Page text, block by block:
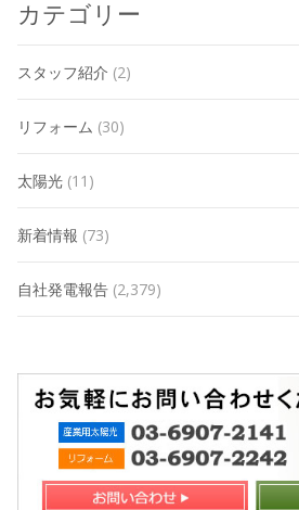
カテゴリー
スタッフ紹介 (2)
リフォーム (30)
太陽光 (11)
新着情報 (73)
自社発電報告 (2,379)